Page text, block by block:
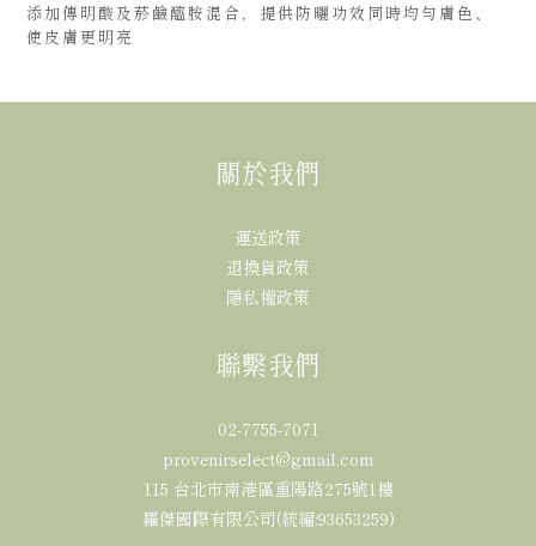
添加傳明酸及菸鹼醯胺混合，提供防曬功效同時均勻膚色、
使皮膚更明亮
關於我們
運送政策
退換貨政策
隱私權政策
聯繫我們
02-7755-7071
provenirselect@gmail.com
115 台北市南港區重陽路275號1樓
羅傑國際有限公司(統編:93653259)